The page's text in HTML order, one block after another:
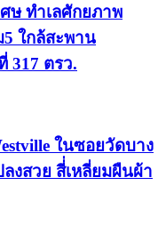
ษ ทําเลศักยภาพ
5 ใกล้สะพาน
317 ตรว.
ในซอยวัดบาง
งสวย สี่่เหลี่ยมผืนผ้า